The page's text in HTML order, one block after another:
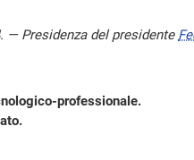
— Presidenza del presidente
professionale.